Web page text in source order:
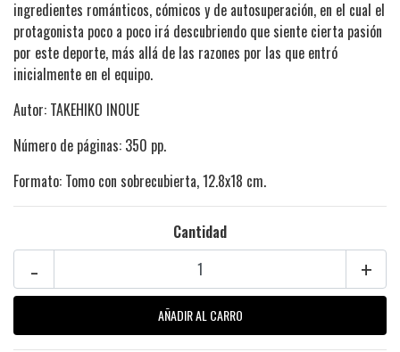
ingredientes románticos, cómicos y de autosuperación, en el cual el
protagonista poco a poco irá descubriendo que siente cierta pasión
por este deporte, más allá de las razones por las que entró
inicialmente en el equipo.
Autor: TAKEHIKO INOUE
Número de páginas: 350 pp.
Formato: Tomo con sobrecubierta, 12.8x18 cm.
Cantidad
+
-